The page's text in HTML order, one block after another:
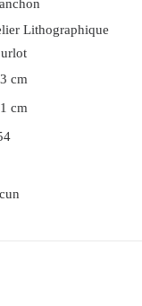
Lithographique
cm
cm